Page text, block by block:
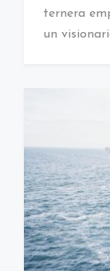
ternera
un